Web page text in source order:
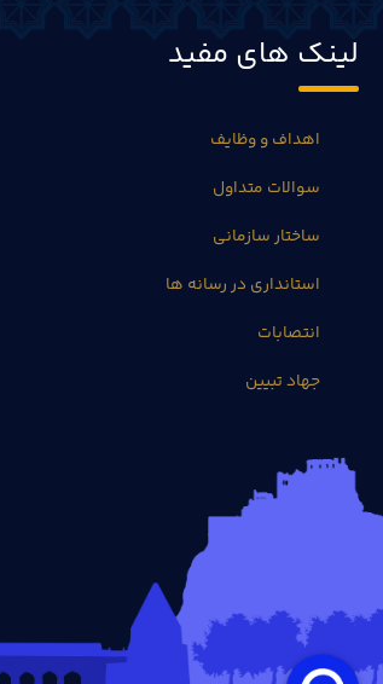
لینک های مفید
اهداف و وظایف
سوالات متداول
ساختار سازمانی
استانداری در رسانه ها
انتصابات
جهاد تبیین